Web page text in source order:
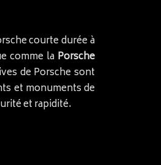
courte durée à
comme la Porsche
de Porsche sont
et monuments de
et rapidité.